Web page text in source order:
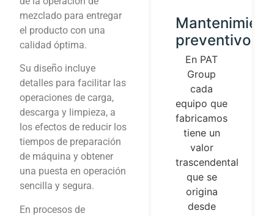
mezclado para entregar
el producto con una
calidad óptima.
Su diseño incluye
detalles para facilitar las
operaciones de carga,
descarga y limpieza, a
los efectos de reducir los
tiempos de preparación
de máquina y obtener
una puesta en operación
sencilla y segura.
En procesos de
Desarrollo
de
Contamos
con un
laboratorio
que cuenta
equipamiento
de alta
tecnología,
adecuado
para el
preventivo
En PAT
Group
cada
equipo que
fabricamos
tiene un
valor
trascendental
que se
origina
desde